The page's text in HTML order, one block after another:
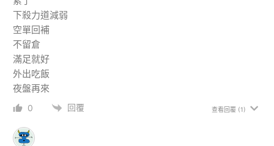
下殺力道減弱
空單回補
不留倉
滿足就好
外出吃飯
夜盤再來
0 回覆 查看回覆 (1)